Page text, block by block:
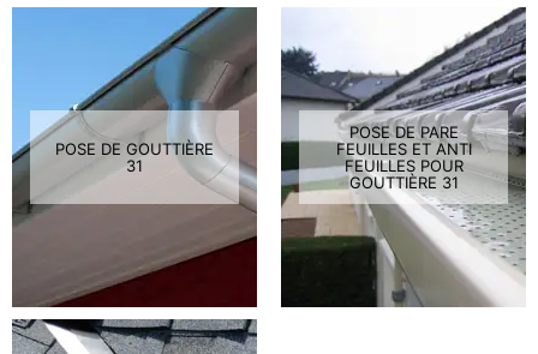
POSE DE GOUTTIÈRE
31
POSE DE PARE
FEUILLES ET ANTI
FEUILLES POUR
GOUTTIÈRE 31